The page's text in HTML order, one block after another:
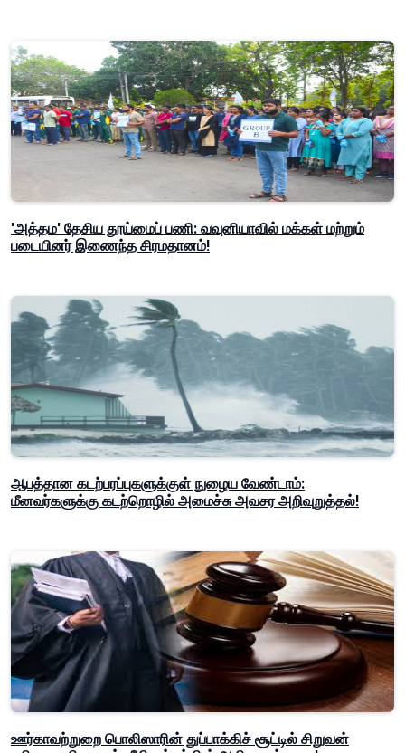
'அத்தம' தேசிய தூய்மைப் பணி: வவுனியாவில் மக்கள் மற்றும்
படையினர் இணைந்த சிரமதானம்!
ஆபத்தான கடற்பரப்புகளுக்குள் நுழைய வேண்டாம்:
மீனவர்களுக்கு கடற்றொழில் அமைச்சு அவசர அறிவுறுத்தல்!
ஊர்காவற்றுறை பொலிஸாரின் துப்பாக்கிச் சூட்டில் சிறுவன்